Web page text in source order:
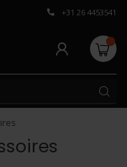
Persoonlijk
+31 26 4453541